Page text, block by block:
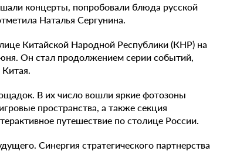
концерты, попробовали блюда русской
Наталья Сергунина.
Китайской Народной Республики (КНР) на
Он стал продолжением серии событий,
В их число вошли яркие фотозоны
пространства, а также секция
путешествие по столице России.
Синергия стратегического партнерства